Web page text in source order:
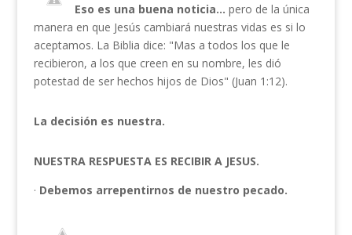
Eso es una buena noticia… pero de la única
manera en que Jesús cambiará nuestras vidas es si lo
aceptamos. La Biblia dice: "Mas a todos los que le
recibieron, a los que creen en su nombre, les dió
potestad de ser hechos hijos de Dios" (Juan 1:12).
La decisión es nuestra.
NUESTRA RESPUESTA ES RECIBIR A JESUS.
· Debemos arrepentirnos de nuestro pecado.